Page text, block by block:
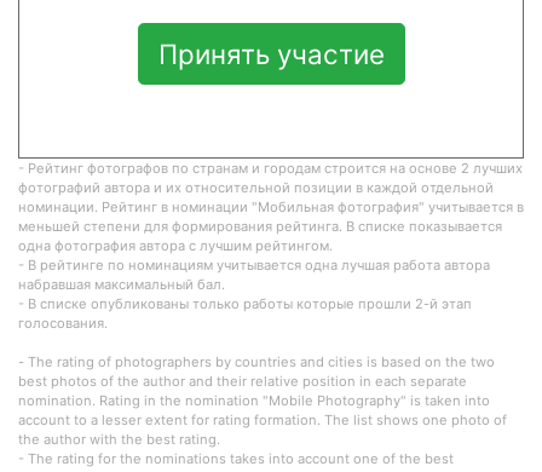
Принять участие
- Рейтинг фотографов по странам и городам строится на основе 2 лучших
фотографий автора и их относительной позиции в каждой отдельной
номинации. Рейтинг в номинации "Мобильная фотография" учитывается в
меньшей степени для формирования рейтинга. В списке показывается
одна фотография автора с лучшим рейтингом.
- В рейтинге по номинациям учитывается одна лучшая работа автора
набравшая максимальный бал.
- В списке опубликованы только работы которые прошли 2-й этап
голосования.
- The rating of photographers by countries and cities is based on the two
best photos of the author and their relative position in each separate
nomination. Rating in the nomination "Mobile Photography" is taken into
account to a lesser extent for rating formation. The list shows one photo of
the author with the best rating.
- The rating for the nominations takes into account one of the best